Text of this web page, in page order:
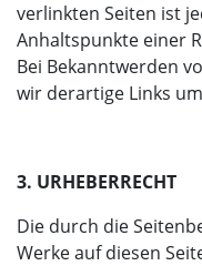
verlinkten Seiten ist
Anhaltspunkte einer
Bei Bekanntwerden
wir derartige Links
3. URHEBERRECHT
Die durch die
Werke auf diesen